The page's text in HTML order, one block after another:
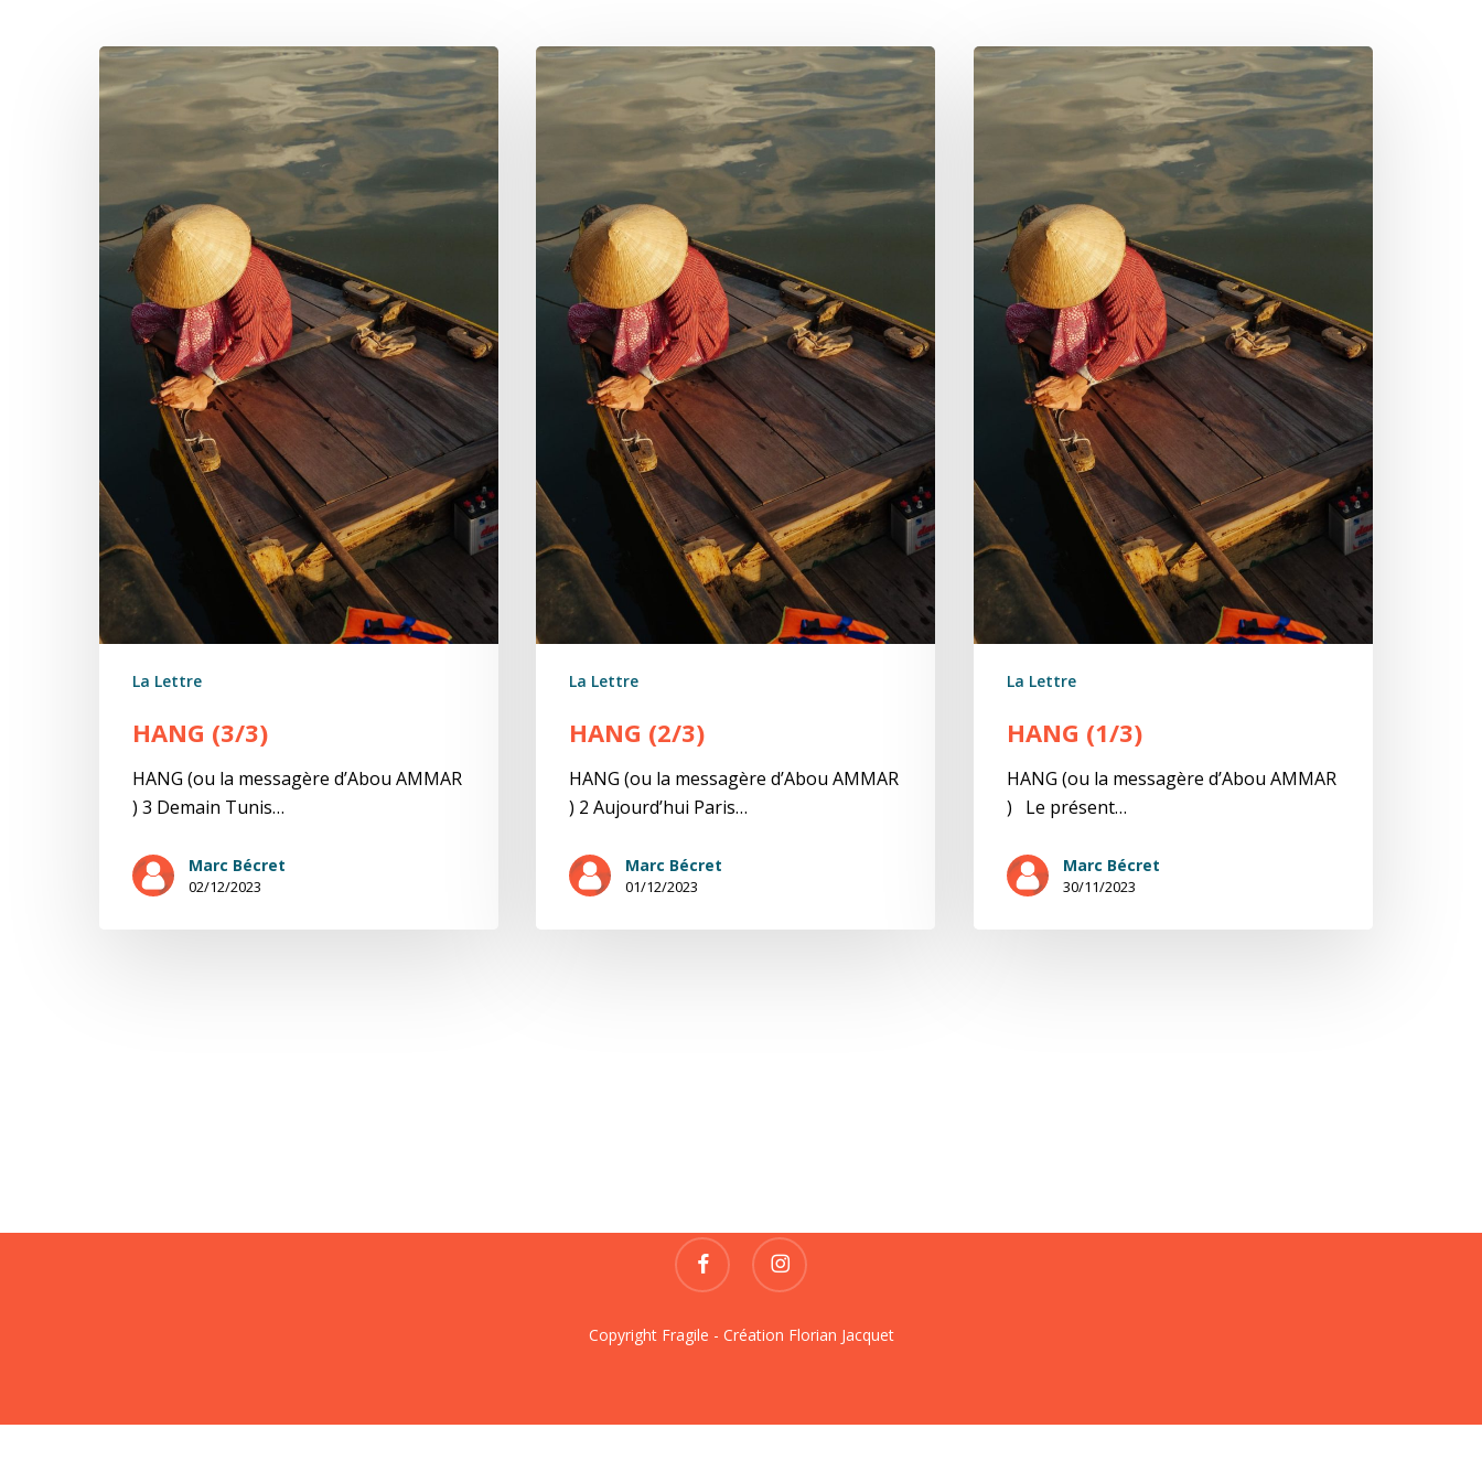
Hang
(3/3)
La Lettre
HANG (3/3)
HANG (ou la messagère d’Abou AMMAR
) 3 Demain Tunis…
Marc Bécret
02/12/2023
Hang
(2/3)
La Lettre
HANG (2/3)
HANG (ou la messagère d’Abou AMMAR
) 2 Aujourd’hui Paris…
Marc Bécret
01/12/2023
Hang
(1/3)
La Lettre
HANG (1/3)
HANG (ou la messagère d’Abou AMMAR
) Le présent…
Marc Bécret
30/11/2023
facebook instagram
Copyright Fragile - Création Florian Jacquet